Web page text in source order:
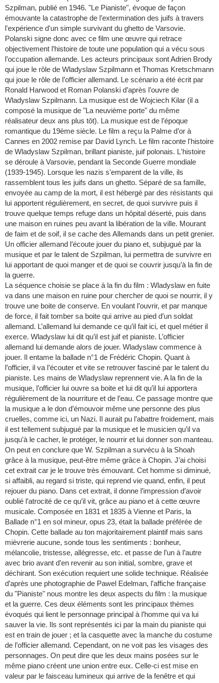
Szpilman, publié en 1946. "Le Pianiste", évoque de façon
émouvante la catastrophe de l’extermination des juifs à travers
l'expérience d'un simple survivant du ghetto de Varsovie.
Polanski signe donc avec ce film une œuvre qui retrace
objectivement l’histoire de toute une population qui a vécu sous
l’occupation allemande. Les acteurs principaux sont Adrien Brody
qui joue le rôle de Wladyslaw Szpilmann et Thomas Kretschmann
qui joue le rôle de l’officier allemand. Le scénario a été écrit par
Ronald Harwood et Roman Polanski d’après l’ouvre de
Wladyslaw Szpilmann. La musique est de Wojciech Kilar (il a
composé la musique de "La neuvième porte" du même
réalisateur deux ans plus tôt). La musique est de l’époque
romantique du 19ème siècle. Le film a reçu la Palme d’or à
Cannes en 2002 remise par David Lynch. Le film raconte l'histoire
de Wladyslaw Szpilman, brillant pianiste, juif polonais. L'histoire
se déroule à Varsovie, pendant la Seconde Guerre mondiale
(1939-1945). Lorsque les nazis s'emparent de la ville, ils
rassemblent tous les juifs dans un ghetto. Séparé de sa famille,
envoyée au camp de la mort, il est hébergé par des résistants qui
lui apportent régulièrement, en secret, de quoi survivre puis il
trouve quelque temps refuge dans un hôpital déserté, puis dans
une maison en ruines peu avant la libération de la ville. Mourant
de faim et de soif, il se cache des Allemands dans un petit grenier.
Un officier allemand l’écoute jouer du piano et, subjugué par la
musique et par le talent de Szpilman, lui permettra de survivre en
lui apportant de quoi manger et de quoi se couvrir jusqu’à la fin de
la guerre.
La séquence choisie se place à la fin du film : Wladyslaw en fuite
va dans une maison en ruine pour chercher de quoi se nourrir, il y
trouve une boite de conserve. En voulant l’ouvrir, et par manque
de force, il fait tomber sa boite qui arrive au pied d’un soldat
allemand. L’allemand lui demande ce qu’il fait ici, et quel métier il
exerce. Wladyslaw lui dit qu’il est juif et pianiste. L’officier
allemand lui demande alors de jouer. Wladyslaw commence à
jouer. Il entame la ballade n°1 de Frédéric Chopin. Quant à
l’officier, il va l’écouter et vite se retrouver fasciné par le talent du
pianiste. Les mains de Wladyslaw reprennent vie. A la fin de la
musique, l’officier lui ouvre sa boite et lui dit qu’il lui apportera
régulièrement de la nourriture et de l’eau. Ce passage montre que
la musique a le don d’émouvoir même une personne des plus
cruelles, comme ici, un Nazi. Il aurait pu l’abattre froidement, mais
il est tellement subjugué par la musique et le musicien qu’il va
jusqu’à le cacher, le protéger, le nourrir et lui donner son manteau.
On peut en conclure que W. Szpilman a survécu à la Shoah
grâce à la musique, peut-être même grâce à Chopin. J’ai choisi
cet extrait car je le trouve très émouvant. Cet homme si diminué,
si affaibli, au regard si triste, qui reprend vie quand, enfin, il peut
rejouer du piano. Dans cet extrait, il donne l’impression d’avoir
oublié l’atrocité de ce qu’il vit, grâce au piano et à cette œuvre
musicale. Composée en 1831 et 1835 à Vienne et Paris, la
Ballade n°1 en sol mineur, opus 23, était la ballade préférée de
Chopin. Cette ballade au ton majoritairement plaintif mais sans
mièvrerie aucune, sonde tous les sentiments : bonheur,
mélancolie, tristesse, allégresse, etc. et passe de l’un à l’autre
avec brio avant d’en revenir au son initial, sombre, grave et
déchirant. Son exécution requiert une solide technique. Réalisée
d’après une photographie de Pawel Edelman, l’affiche française
du "Pianiste" nous montre les deux aspects du film : la musique
et la guerre. Ces deux éléments sont les principaux thèmes
évoqués qui lient le personnage principal à l’homme qui va lui
sauver la vie. Ils sont représentés ici par la main du pianiste qui
est en train de jouer ; et la casquette avec la manche du costume
de l’officier allemand. Cependant, on ne voit pas les visages des
personnages. On peut dire que les deux mains posées sur le
même piano créent une union entre eux. Celle-ci est mise en
valeur par le faisceau lumineux qui arrive de la fenêtre et qui